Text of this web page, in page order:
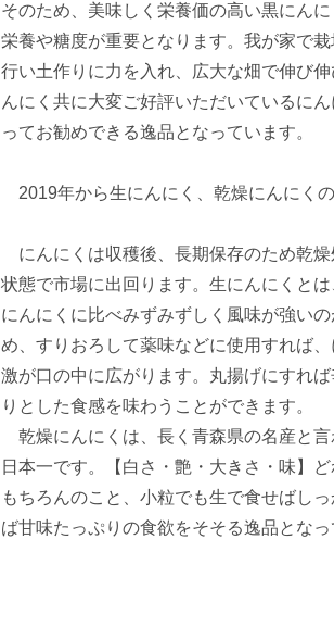
そのため、美味しく栄養価の高い黒にん
栄養や糖度が重要となります。我が家で
行い土作りに力を入れ、広大な畑で伸び
んにく共に大変ご好評いただいているに
ってお勧めできる逸品となっています。
2019年から生にんにく、乾燥にんにくの
にんにくは収穫後、長期保存のため乾
状態で市場に出回ります。生にんにくと
にんにくに比べみずみずしく風味が強い
め、すりおろして薬味などに使用すれば
激が口の中に広がります。丸揚げにすれ
りとした食感を味わうことができます。
乾燥にんにくは、長く青森県の名産と
日本一です。【白さ・艶・大きさ・味】
もちろんのこと、小粒でも生で食せばし
ば甘味たっぷりの食欲をそそる逸品とな